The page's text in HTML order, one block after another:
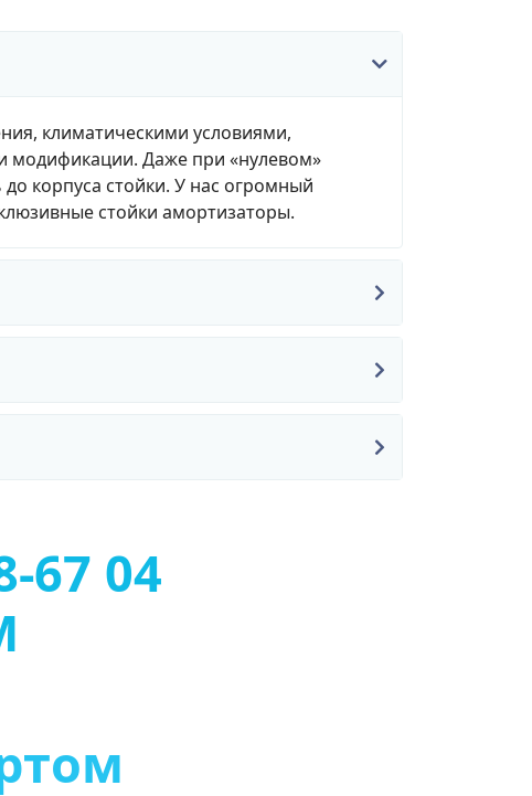
климатическими условиями,
модификации. Даже при «нулевом»
корпуса стойки. У нас огромный
стойки амортизаторы.
67 04
том